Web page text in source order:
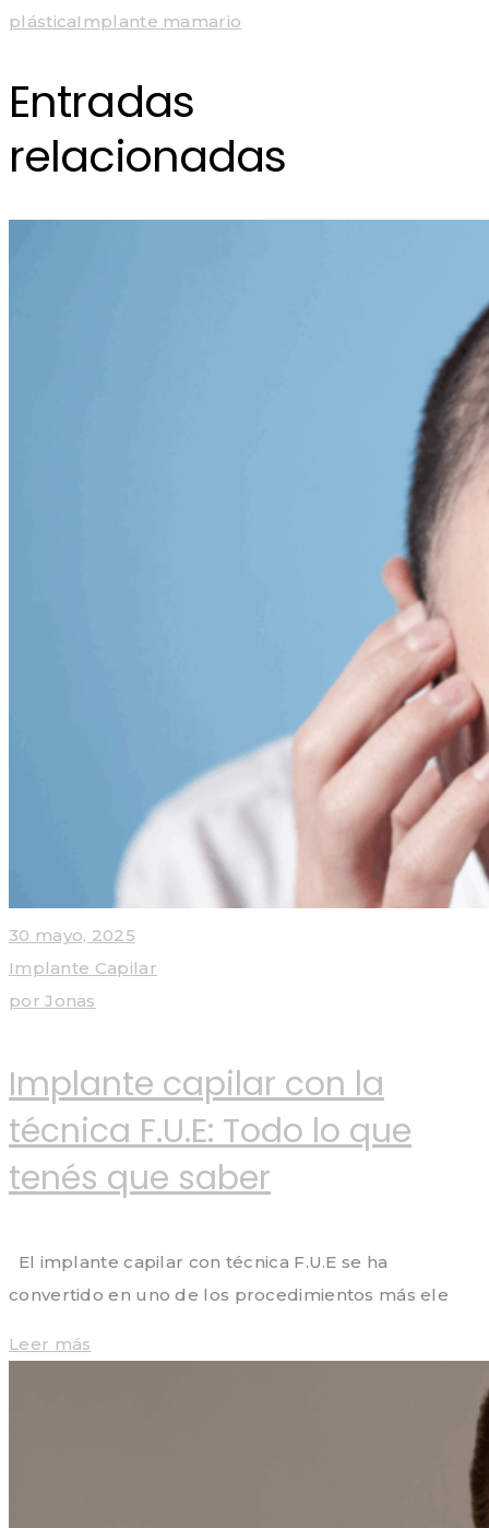
plásticaImplante mamario
Entradas
relacionadas
30 mayo, 2025
Implante Capilar
por Jonas
Implante capilar con la
técnica F.U.E: Todo lo que
tenés que saber
El implante capilar con técnica F.U.E se ha
convertido en uno de los procedimientos más ele
Leer más